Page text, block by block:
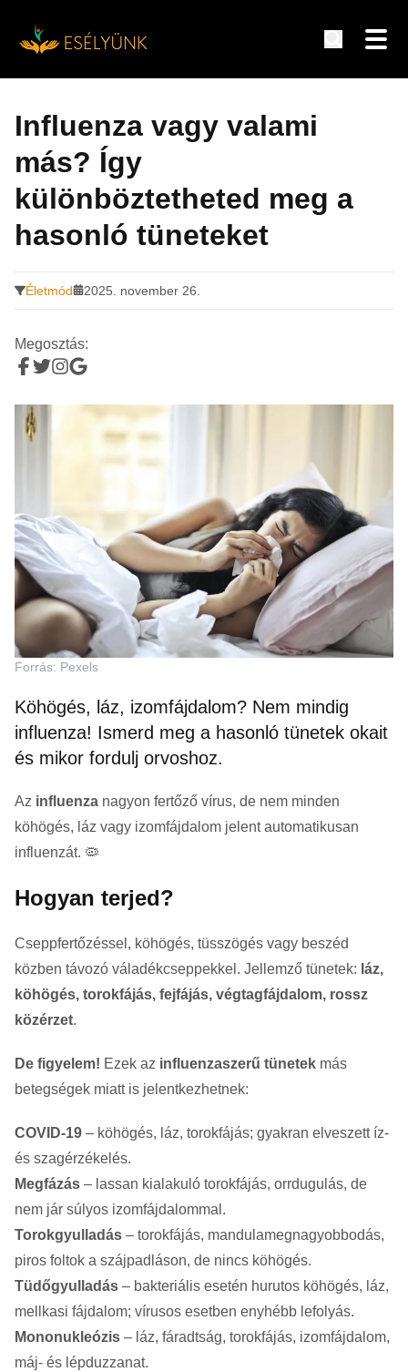
tartalomra
Influenza vagy valami
más? Így
különböztetheted meg a
hasonló tüneteket
Életmód 2025. november 26.
Megosztás:
Forrás: Pexels
Köhögés, láz, izomfájdalom? Nem mindig
influenza! Ismerd meg a hasonló tünetek okait
és mikor fordulj orvoshoz.
Az influenza nagyon fertőző vírus, de nem minden
köhögés, láz vagy izomfájdalom jelent automatikusan
influenzát. 🦠
Hogyan terjed?
Cseppfertőzéssel, köhögés, tüsszögés vagy beszéd
közben távozó váladékcseppekkel. Jellemző tünetek: láz,
köhögés, torokfájás, fejfájás, végtagfájdalom, rossz
közérzet.
De figyelem! Ezek az influenzaszerű tünetek más
betegségek miatt is jelentkezhetnek:
COVID-19 – köhögés, láz, torokfájás; gyakran elveszett íz-
és szagérzékelés.
Megfázás – lassan kialakuló torokfájás, orrdugulás, de
nem jár súlyos izomfájdalommal.
Torokgyulladás – torokfájás, mandulamegnagyobbodás,
piros foltok a szájpadláson, de nincs köhögés.
Tüdőgyulladás – bakteriális esetén hurutos köhögés, láz,
mellkasi fájdalom; vírusos esetben enyhébb lefolyás.
Mononukleózis – láz, fáradtság, torokfájás, izomfájdalom,
máj- és lépduzzanat.